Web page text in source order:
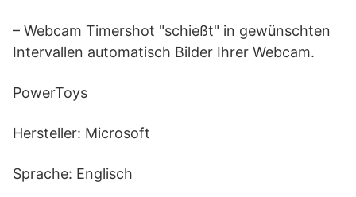
– Webcam Timershot "schießt" in gewünschten
Intervallen automatisch Bilder Ihrer Webcam.
PowerToys
Hersteller: Microsoft
Sprache: Englisch